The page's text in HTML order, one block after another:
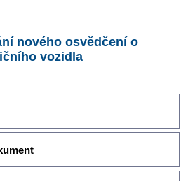
nového osvědčení o
vozidla